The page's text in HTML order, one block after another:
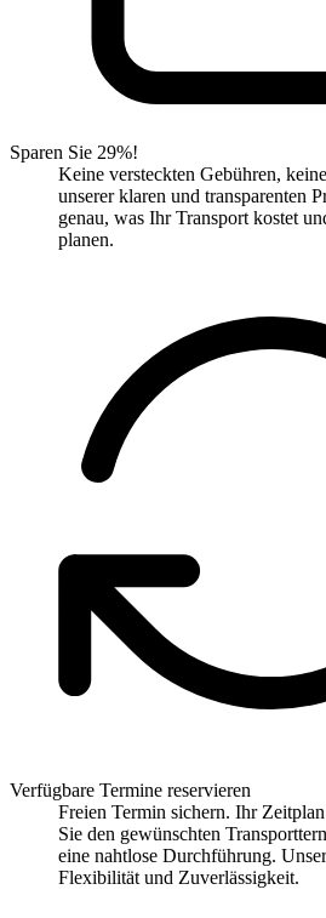
Sparen Sie 29%!
Keine versteckten Gebühren,
unserer klaren und transparenten
genau, was Ihr Transport kostet
planen.
Verfügbare Termine reservieren
Freien Termin sichern. Ihr
Sie den gewünschten
eine nahtlose Durchführung.
Flexibilität und Zuverlässigkeit.